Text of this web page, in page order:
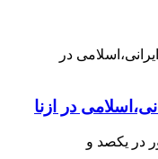
در ازنا